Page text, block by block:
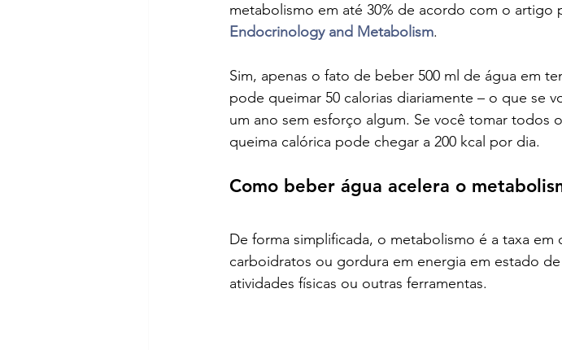
metabolismo em até 30% de acordo com o artigo
Endocrinology and Metabolism.
Sim, apenas o fato de beber 500 ml de água em
pode queimar 50 calorias diariamente – o que se
um ano sem esforço algum. Se você tomar todos
queima calórica pode chegar a 200 kcal por dia.
Como beber água acelera o
De forma simplificada, o metabolismo é a taxa
carboidratos ou gordura em energia em estado
atividades físicas ou outras ferramentas.